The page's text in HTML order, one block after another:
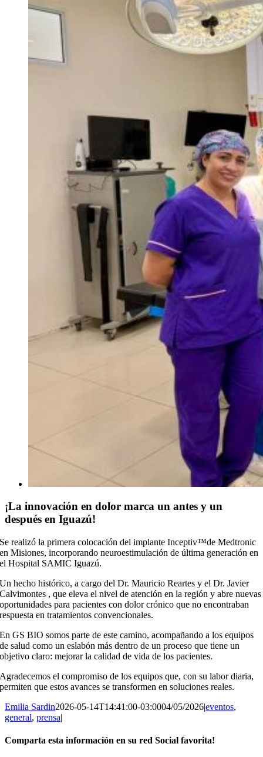
¡La innovación en dolor marca un antes y un
después en Iguazú!
Se realizó la primera colocación del implante Inceptiv™️de Medtronic
en Misiones, incorporando neuroestimulación de última generación en
el Hospital SAMIC Iguazú.
Un hecho histórico, a cargo del Dr. Mauricio Reartes y el Dr. Javier
Calvimontes , que eleva el nivel de atención en la región y abre nuevas
oportunidades para pacientes con dolor crónico que no encontraban
respuesta en tratamientos convencionales.
En GS BIO somos parte de este camino, acompañando a los equipos
de salud como un eslabón más dentro de un proceso que tiene un
objetivo claro: mejorar la calidad de vida de los pacientes.
Agradecemos el compromiso de los equipos que, con su labor diaria,
permiten que estos avances se transformen en soluciones reales.
Emilia Sardin2026-05-14T14:41:00-03:0004/05/2026|eventos,
general, prensa|
Comparta esta información en su red Social favorita!